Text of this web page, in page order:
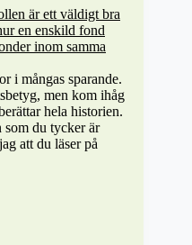
är ett väldigt bra
en enskild fond
inom samma
i mångas sparande.
men kom ihåg
hela historien.
som du tycker är
att du läser på